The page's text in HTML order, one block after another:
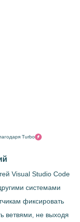
Turbo
Visual Studio Code
системами
фиксировать
ветвями, не выходя